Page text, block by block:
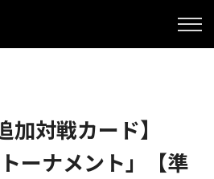
加対戦カード】
ーナメント」【準